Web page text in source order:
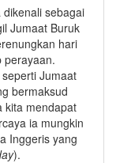
dikenali sebagai
Jumaat Buruk
hari
perayaan.
Jumaat
bermaksud
kita mendapat
ia mungkin
Inggeris yang
).